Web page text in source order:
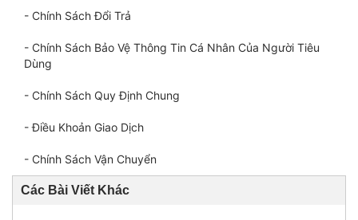
- Chính Sách Đổi Trả
- Chính Sách Bảo Vệ Thông Tin Cá Nhân Của Người Tiêu
Dùng
- Chính Sách Quy Định Chung
- Điều Khoản Giao Dịch
- Chính Sách Vận Chuyển
Các Bài Viết Khác